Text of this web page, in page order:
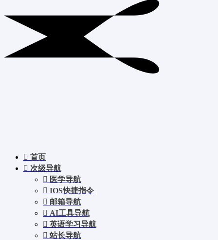
首页
次级导航
医学导航
IOS快捷指令
邮箱导航
AI工具导航
英语学习导航
站长导航